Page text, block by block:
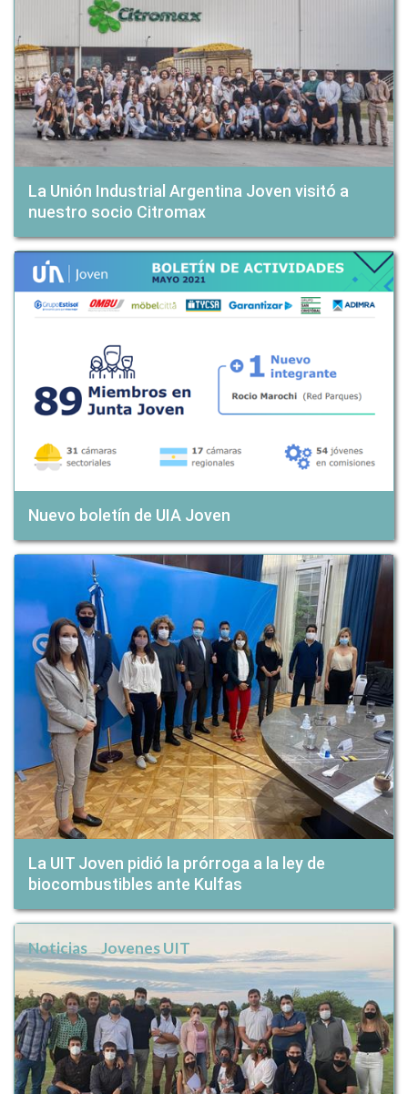
La Unión Industrial Argentina Joven visitó a
nuestro socio Citromax
Nuevo boletín de UIA Joven
La UIT Joven pidió la prórroga a la ley de
biocombustibles ante Kulfas
Noticias Jovenes UIT